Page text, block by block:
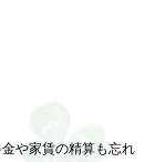
や家賃の精算も忘れ